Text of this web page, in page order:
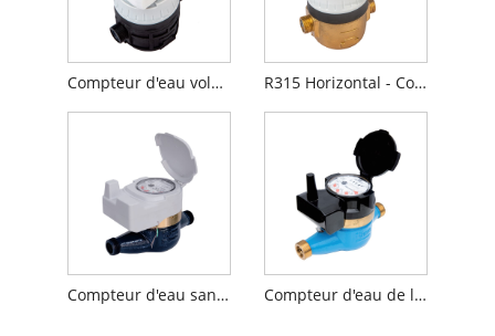
Compteur d'eau volumétrique avec pré-équipé inductif R315 Horizontal - Compteur d'eau volumétrique
Compteur d'eau sans fil intelligent Compteur d'eau de lecture sans fil